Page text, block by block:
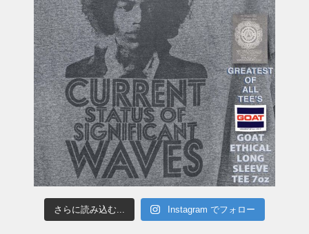
さらに読み込む... Instagram でフォロー